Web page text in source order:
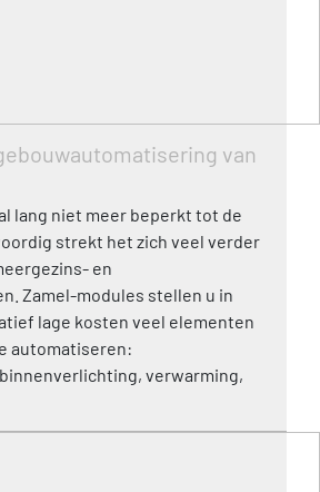
van
lang niet meer beperkt tot de
strekt het zich veel verder
en
Zamel-modules stellen u in
lage kosten veel elementen
automatiseren:
verwarming,